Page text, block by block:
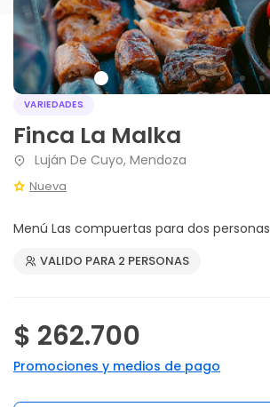
VARIEDADES
Finca La Malka
Luján De Cuyo, Mendoza
Nueva
Menú Las compuertas para dos personas
VALIDO PARA 2 PERSONAS
$ 262.700
Promociones y medios de pago